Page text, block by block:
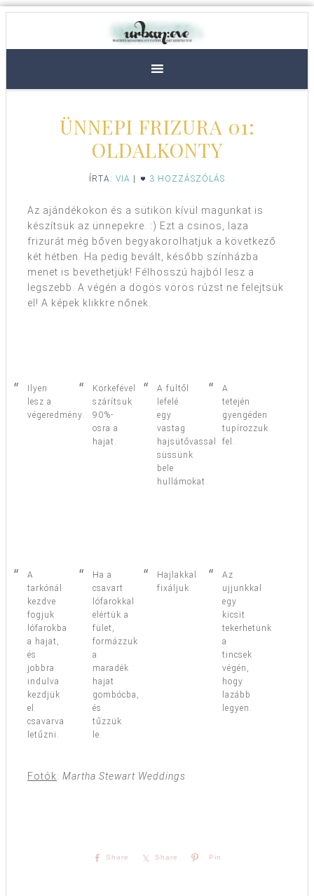
ÜNNEPI FRIZURA 01:
OLDALKONTY
ÍRTA: VIA 3 HOZZÁSZÓLÁS
Az ajándékokon és a sütikön kívül magunkat is
készítsük az ünnepekre. :) Ezt a csinos, laza
frizurát még bőven begyakorolhatjuk a következő
két hétben. Ha pedig bevált, később színházba
menet is bevethetjük! Félhosszú hajból lesz a
legszebb. A végén a dögös vörös rúzst ne felejtsük
el! A képek klikkre nőnek.
Ilyen
lesz a
végeredmény.
Körkefével
szárítsuk
90%-
osra a
hajat.
A fültől
lefelé
egy
vastag
hajsütővassal
süssünk
bele
hullámokat.
A
tetején
gyengéden
tupírozzuk
fel.
A
tarkónál
kezdve
fogjuk
lófarokba
a hajat,
és
jobbra
indulva
kezdjük
el
csavarva
letűzni.
Ha a
csavart
lófarokkal
elértük a
fület,
formázzuk
a
maradék
hajat
gombócba,
és
tűzzük
le.
Hajlakkal
fixáljuk.
Az
ujjunkkal
egy
kicsit
tekerhetünk
a
tincsek
végén,
hogy
lazább
legyen.
Fotók: Martha Stewart Weddings
Share Share Pin